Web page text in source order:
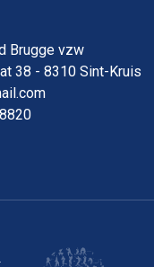
Brugge vzw
38 - 8310 Sint-Kruis